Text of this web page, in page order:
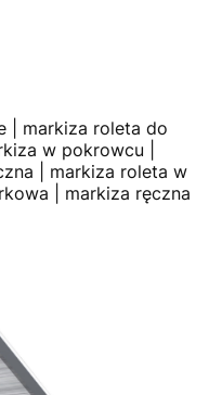
| markiza roleta do
w pokrowcu |
| markiza roleta w
| markiza ręczna